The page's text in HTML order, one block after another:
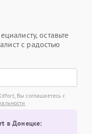
оставьте
с радостью
Вы соглашаетесь с
в Донецке: